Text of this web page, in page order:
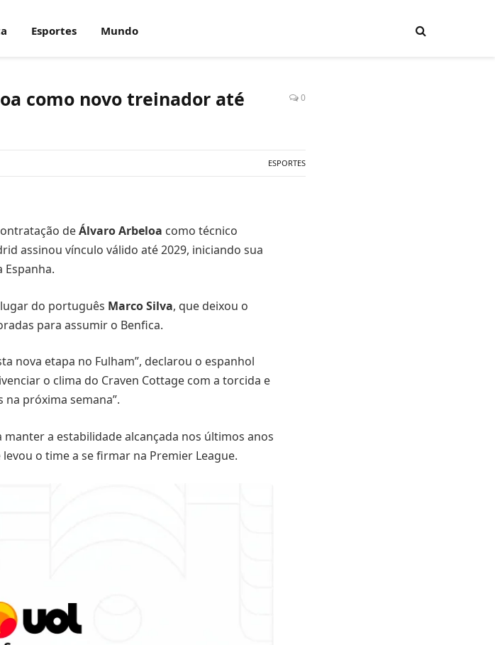
Esportes Mundo
como novo treinador até
0
ESPORTES
deÁlvaro Arbeloa como técnico
assinou vínculo válido até 2029, iniciando sua
do português Marco Silva, que deixou o
para assumir o Benfica.
nova etapa no Fulham”, declarou o espanhol
o clima do Craven Cottage com a torcida e
próxima semana”.
a estabilidade alcançada nos últimos anos
o time a se firmar na Premier League.